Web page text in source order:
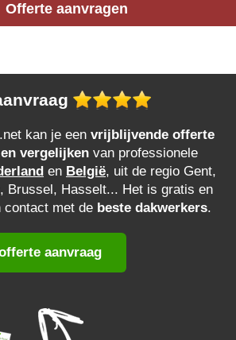
Offerte aanvragen
kan je een vrijblijvende offerte
vergelijken van professionele
en België, uit de regio Gent,
Brussel, Hasselt... Het is gratis en
met de beste dakwerkers.
aanvraag